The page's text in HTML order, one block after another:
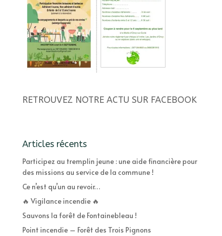
RETROUVEZ NOTRE ACTU SUR FACEBOOK
Articles récents
Participez au tremplin jeune : une aide financière pour
des missions au service de la commune !
Ce n’est qu’un au revoir…
🔥 Vigilance incendie 🔥
Sauvons la forêt de Fontainebleau !
Point incendie – Forêt des Trois Pignons